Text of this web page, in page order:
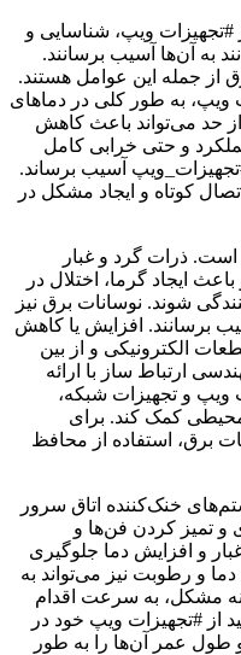
ویپ، شناسایی و
به آن‌ها آسیب برسانند.
از جمله این عوامل هستند.
ویپ، به طور کلی در دماهای
حد می‌تواند باعث کاهش
و حتی خرابی کامل
آسیب برساند.
کوتاه و ایجاد مشکل در
ذرات گرد و غبار
ایجاد گرما، اختلال در
شوند. نوسانات برق نیز
برسانند. افزایش یا کاهش
الکترونیکی و از بین
ارتباط ساز با ارائه
ویپ و تجهیزات شبکه،
کمک کند. برای
برق، استفاده از محافظ
خنک‌کننده اتاق سرور
و تمیز کردن فن‌ها و
و افزایش دما جلوگیری
و رطوبت نیز می‌تواند به
مشکل، به سرعت اقدام
از #تجهیزات ویپ خود در
عمر آن‌ها را به طور